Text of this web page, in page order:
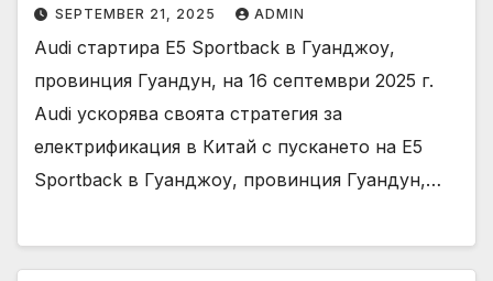
SEPTEMBER 21, 2025 ADMIN
Audi стартира E5 Sportback в Гуанджоу,
провинция Гуандун, на 16 септември 2025 г.
Audi ускорява своята стратегия за
електрификация в Китай с пускането на E5
Sportback в Гуанджоу, провинция Гуандун,…